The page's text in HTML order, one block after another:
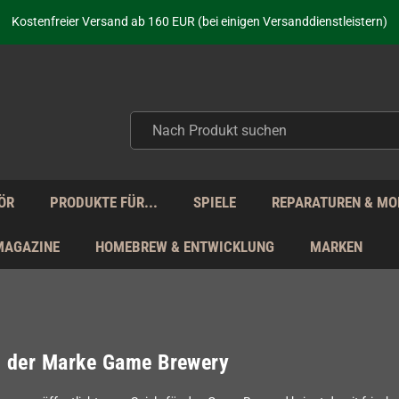
Kostenfreier Versand ab 160 EUR (bei einigen Versanddienstleistern)
Seit über 20 Jahren Deine Anlaufstelle für neue Retro-Hardware!
Täglicher Versand Mo - Fr aus Deutschland - zollfrei innerhalb der EU!
PRODUKTE FÜR... SPIELE REPARATUREN &
HOMEBREW & ENTWICKLUNG MARKEN
Marke Game Brewery